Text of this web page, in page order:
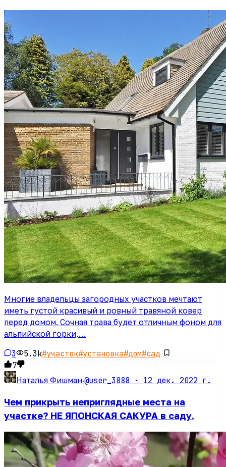
Многие владельцы загородных участков мечтают
иметь густой красивый и ровный травяной ковер
перед домом. Сочная трава будет отличным фоном для
альпийской горки,…
3 5.3k#участок#установка#дом#сад
7
Наталья Фишман·@user_3888 · 12 дек. 2022 г.
Чем прикрыть неприглядные места на
участке? НЕ ЯПОНСКАЯ САКУРА в саду.